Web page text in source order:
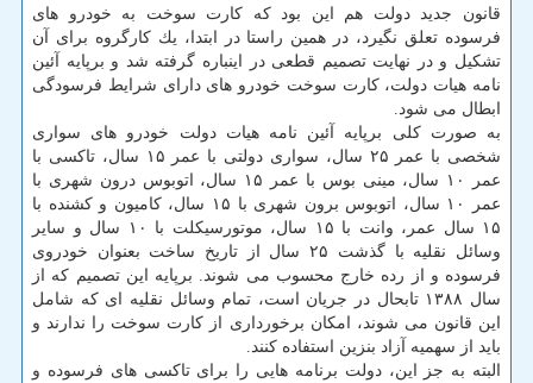
قانون جدید دولت هم این بود كه كارت سوخت به خودرو های
فرسوده تعلق نگیرد، در همین راستا در ابتدا، یك كارگروه برای آن
تشكیل و در نهایت تصمیم قطعی در اینباره گرفته شد و برپایه آئین
نامه هیات دولت، كارت سوخت خودرو های دارای شرایط فرسودگی
ابطال می شود.
به صورت كلی برپایه آئین نامه هیات دولت خودرو های سواری
شخصی با عمر ۲۵ سال، سواری دولتی با عمر ۱۵ سال، تاكسی با
عمر ۱۰ سال، مینی بوس با عمر ۱۵ سال، اتوبوس درون شهری با
عمر ۱۰ سال، اتوبوس برون شهری با ۱۵ سال، كامیون و كشنده با
۱۵ سال عمر، وانت با ۱۵ سال، موتورسیكلت با ۱۰ سال و سایر
وسائل نقلیه با گذشت ۲۵ سال از تاریخ ساخت بعنوان خودروی
فرسوده و از رده خارج محسوب می شوند. برپایه این تصمیم كه از
سال ۱۳۸۸ تابحال در جریان است، تمام وسائل نقلیه ای كه شامل
این قانون می شوند، امكان برخورداری از كارت سوخت را ندارند و
باید از سهمیه آزاد بنزین استفاده كنند.
البته به جز این، دولت برنامه هایی را برای تاكسی های فرسوده و